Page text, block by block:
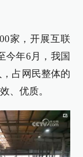
家，开展互联
今年6月，我国
占网民整体的
、优质。